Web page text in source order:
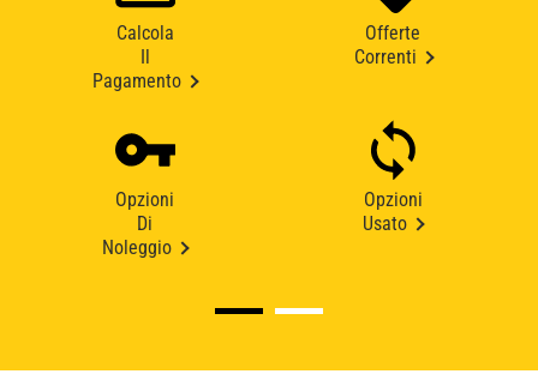
Calcola
Pagamento
Offerte
Correnti
Opzioni
Di
Noleggio
Opzioni
Usato